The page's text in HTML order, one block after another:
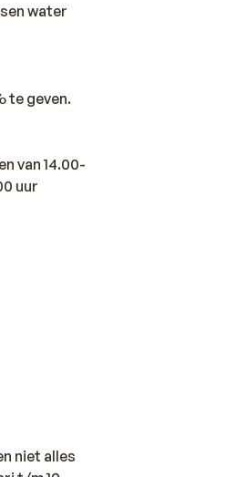
water
te geven.
van 14.00-
uur
niet alles